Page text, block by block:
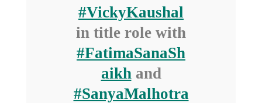
#VickyKaushal
in title role with
#FatimaSanaSh
aikh and
#SanyaMalhotra